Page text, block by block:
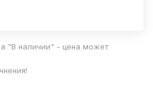
"В наличии" - цена может